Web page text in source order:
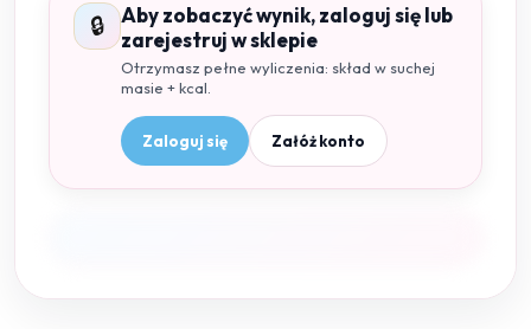
🔒
Aby zobaczyć wynik, zaloguj się lub
zarejestruj w sklepie
Otrzymasz pełne wyliczenia: skład w suchej
masie + kcal.
Zaloguj się Załóż konto